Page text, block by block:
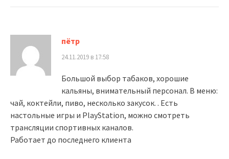
пётр
24.11.2019 в 17:58
Большой выбор табаков, хорошие
кальяны, внимательный персонал. В меню:
чай, коктейли, пиво, несколько закусок. . Есть
настольные игры и PlayStation, можно смотреть
трансляции спортивных каналов.
Работает до последнего клиента